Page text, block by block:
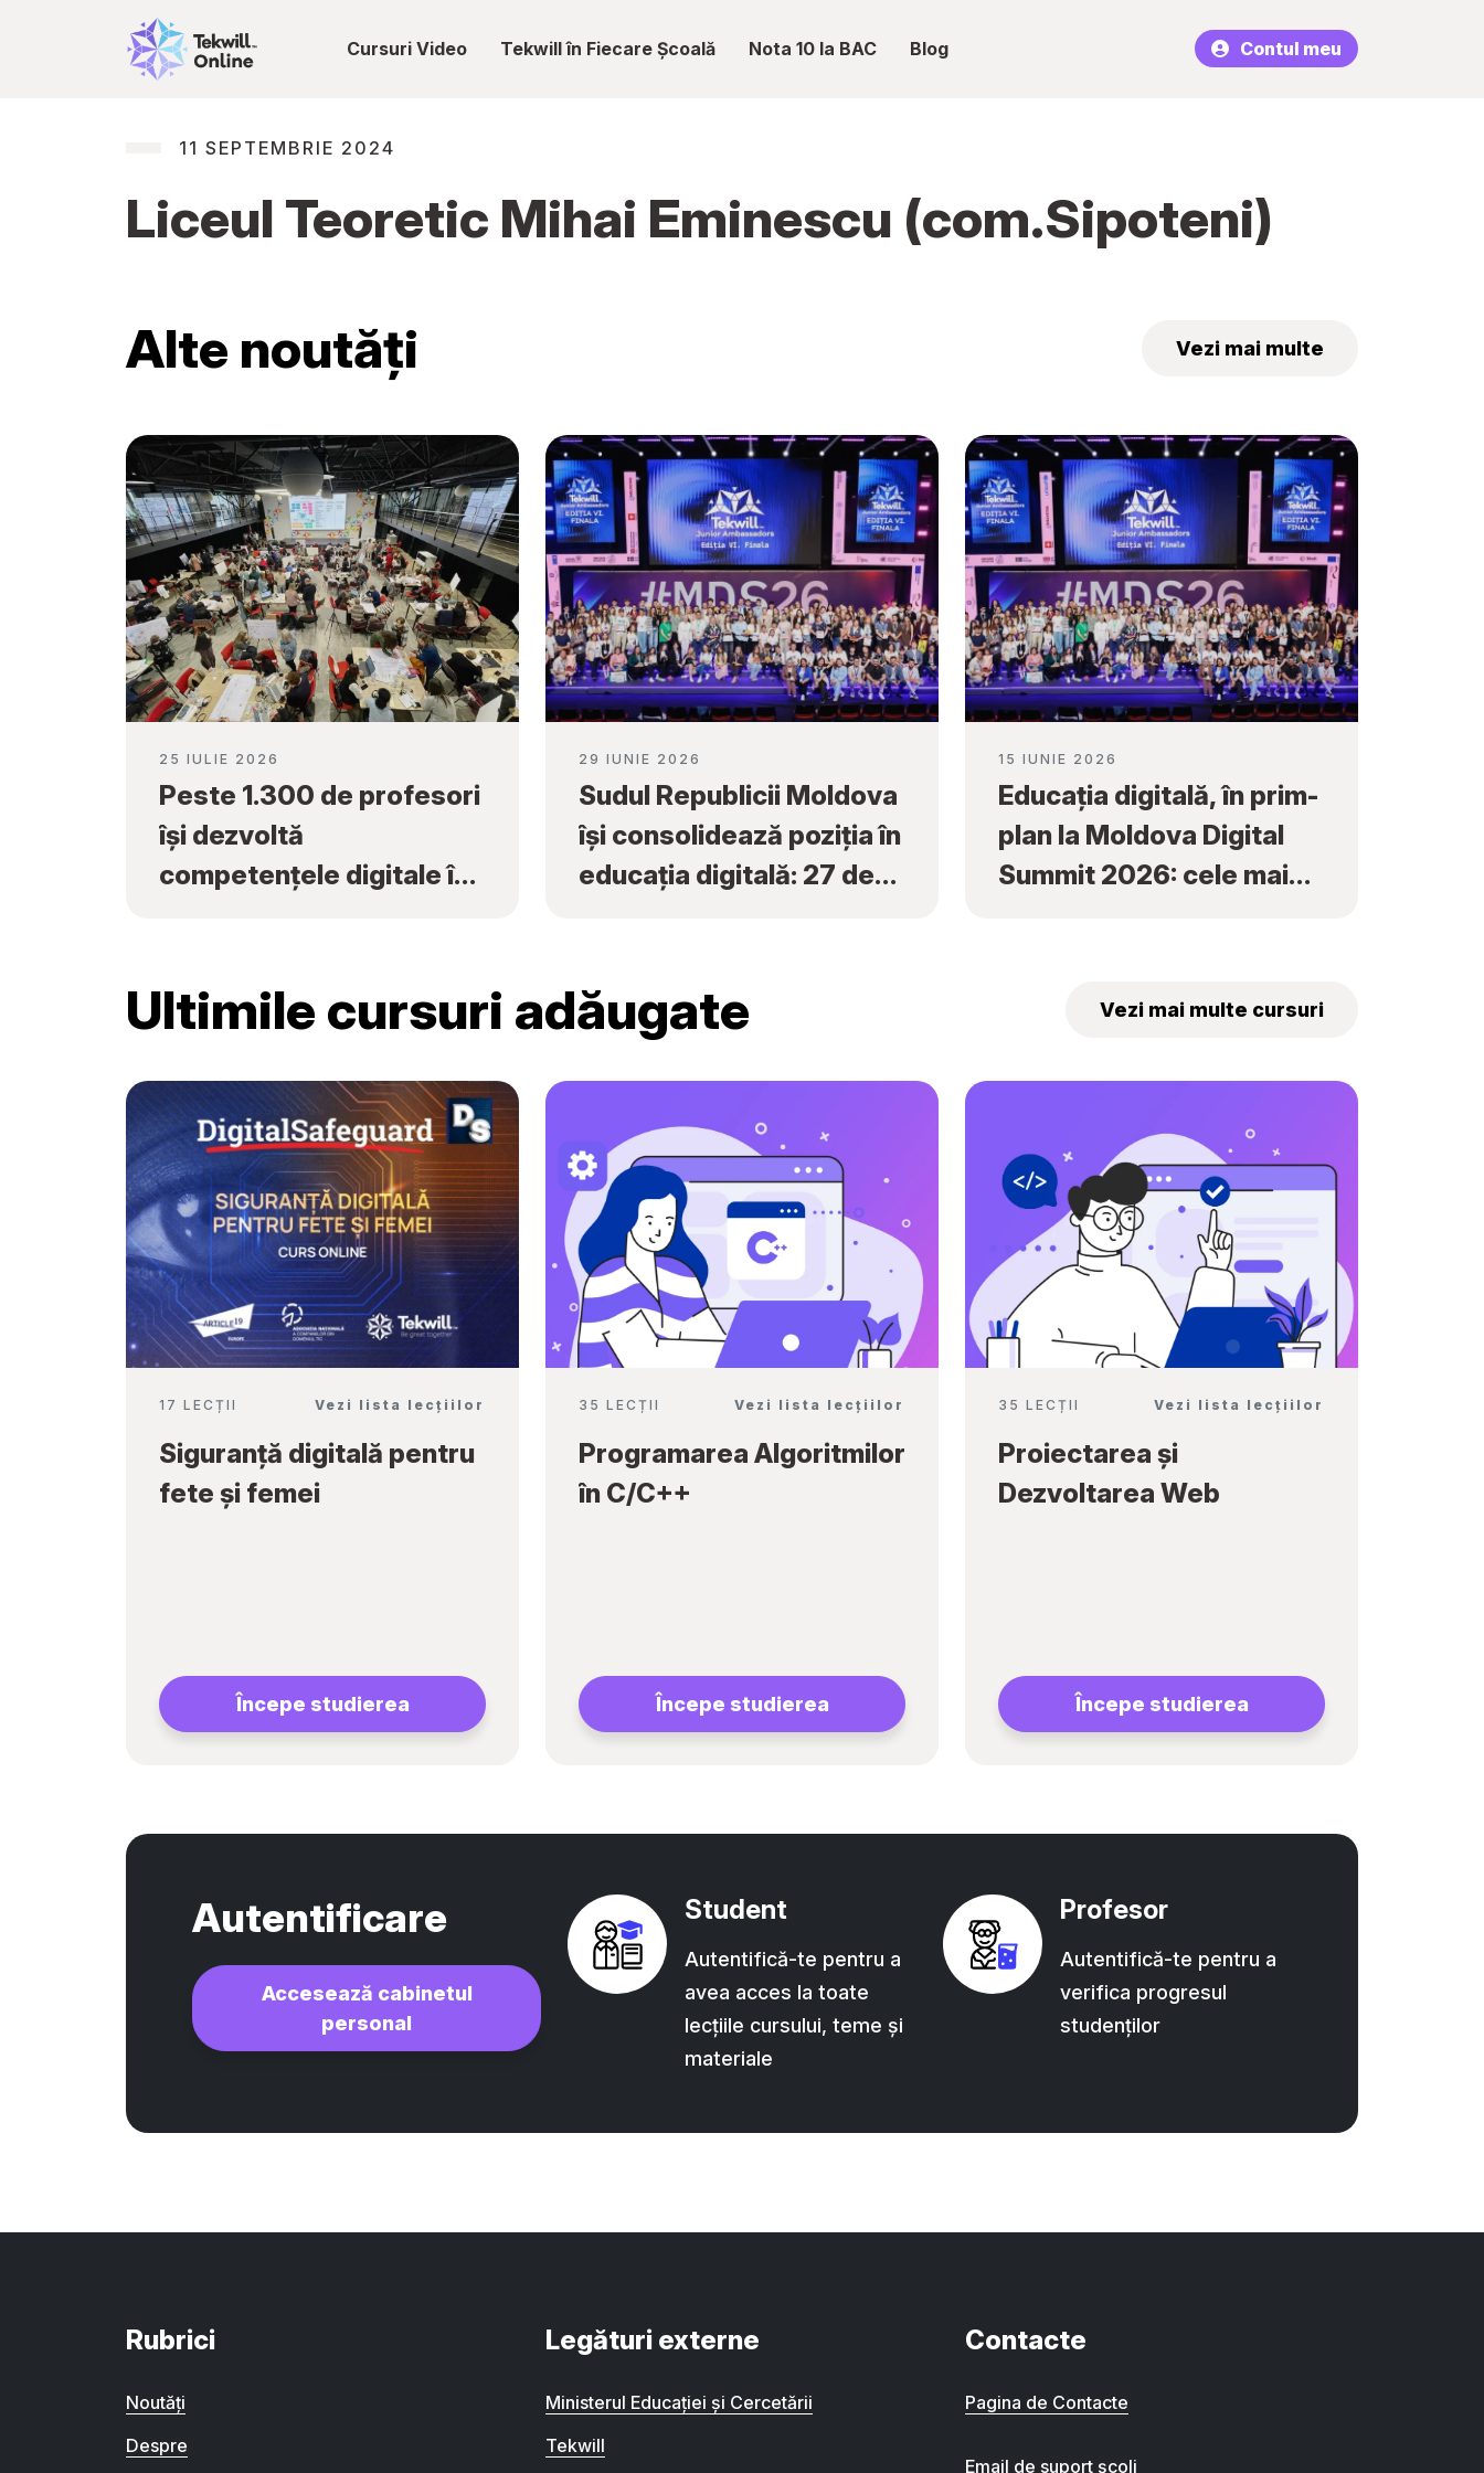
Cursuri Video Tekwill în Fiecare Școală Nota 10 la BAC Blog Contul meu
11 SEPTEMBRIE 2024
Liceul Teoretic Mihai Eminescu (com.Sipoteni)
Alte noutăți
Vezi mai multe
25 IULIE 2026
Peste 1.300 de profesori
își dezvoltă
competențele digitale în
Școală”
29 IUNIE 2026
Sudul Republicii Moldova
își consolidează poziția în
educația digitală: 27 de
Ambassadors”
15 IUNIE 2026
Educația digitală, în prim-
plan la Moldova Digital
Summit 2026: cele mai
„Tekwill Junior
Ultimile cursuri adăugate Vezi mai multe cursuri
17 LECȚII Vezi lista lecțiilor
Siguranță digitală pentru
fete și femei
Începe studierea
35 LECȚII Vezi lista lecțiilor
Programarea Algoritmilor
în C/C++
Începe studierea
35 LECȚII Vezi lista lecțiilor
Proiectarea și
Dezvoltarea Web
Începe studierea
Autentificare
Accesează cabinetul
personal
Student
Autentifică-te pentru a
avea acces la toate
lecțiile cursului, teme și
materiale
Profesor
Autentifică-te pentru a
verifica progresul
studenților
Rubrici
Noutăți
Despre
Legături externe
Ministerul Educației și Cercetării
Tekwill
Contacte
Pagina de Contacte
Email de suport școli